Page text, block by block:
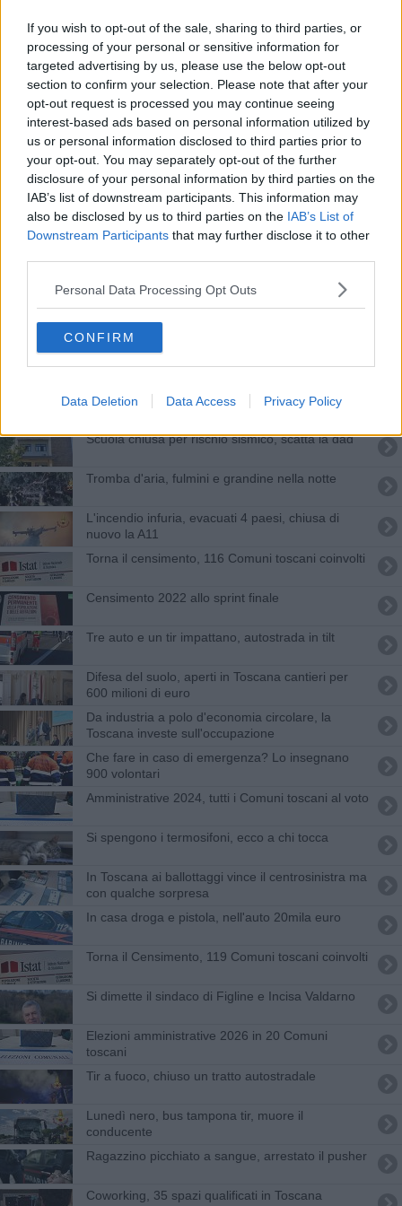
If you wish to opt-out of the sale, sharing to third parties, or
processing of your personal or sensitive information for
targeted advertising by us, please use the below opt-out
section to confirm your selection. Please note that after your
opt-out request is processed you may continue seeing
interest-based ads based on personal information utilized by
us or personal information disclosed to third parties prior to
your opt-out. You may separately opt-out of the further
disclosure of your personal information by third parties on the
IAB’s list of downstream participants. This information may
also be disclosed by us to third parties on the IAB’s List of
Downstream Participants that may further disclose it to other
Personal Data Processing Opt Outs
CONFIRM
Data Deletion Data Access Privacy Policy
Allagamenti, il giorno dopo lotta contro il fango
Nubifragi, venti milioni la prima stima dei danni
Film patrocinato dal Comune, la sindaca dà il ciak
Intrappolati nei tir dopo lo scontro in A1
E' morta l’insegnante colpita dal coronavirus
Ciclisti girano in Valdarno, dodici positivi Covid
Zucchero e Sting, in Valdarno è nato “September”
Devasta il bosco per bruciare sterpaglie
Scuola chiusa per rischio sismico, scatta la dad
Tromba d'aria, fulmini e grandine nella notte
L'incendio infuria, evacuati 4 paesi, chiusa di
nuovo la A11
Torna il censimento, 116 Comuni toscani coinvolti
Censimento 2022 allo sprint finale
Tre auto e un tir impattano, autostrada in tilt
Difesa del suolo, aperti in Toscana cantieri per
600 milioni di euro
Da industria a polo d'economia circolare, la
Toscana investe sull'occupazione
Che fare in caso di emergenza? Lo insegnano
900 volontari
Amministrative 2024, tutti i Comuni toscani al voto
Si spengono i termosifoni, ecco a chi tocca
In Toscana ai ballottaggi vince il centrosinistra ma
con qualche sorpresa
In casa droga e pistola, nell'auto 20mila euro
Torna il Censimento, 119 Comuni toscani coinvolti
Si dimette il sindaco di Figline e Incisa Valdarno
Elezioni amministrative 2026 in 20 Comuni
toscani
Tir a fuoco, chiuso un tratto autostradale
Lunedì nero, bus tampona tir, muore il
conducente
Ragazzino picchiato a sangue, arrestato il pusher
Coworking, 35 spazi qualificati in Toscana